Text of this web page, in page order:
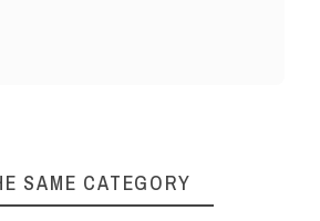
SAME CATEGORY